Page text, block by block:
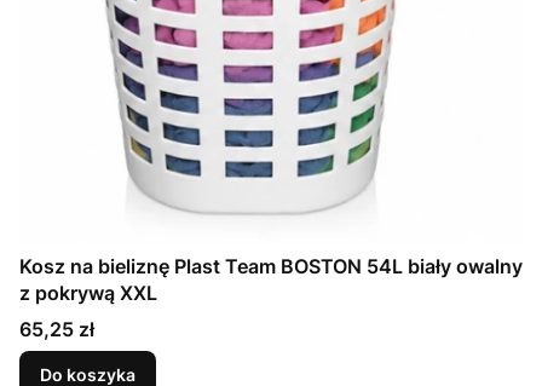
Kosz na bieliznę Plast Team BOSTON 54L biały owalny
z pokrywą XXL
Cena
65,25 zł
Do koszyka